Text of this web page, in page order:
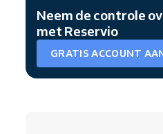
Neem de controle
met Reservio
GRATIS ACCOUNT